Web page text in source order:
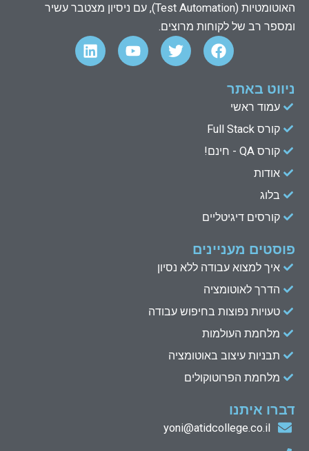
האוטומטיות (Test Automation), עם ניסיון מצטבר עשיר
ומספר רב של לקוחות מרוצים.
F
a
c
o
k
T
w
i
Y
o
u
L
i
n
ניווט באתר
עמוד ראשי
קורס Full Stack
קורס QA - חינם!
אודות
בלוג
קורסים דיגיטליים
פוסטים מעניינים
איך למצוא עבודה ללא נסיון
הדרך לאוטומציה
טעויות נפוצות בחיפוש עבודה
מלחמת העולמות
תבניות עיצוב באוטומציה
מלחמת הפרוטוקולים
דברו איתנו
yoni@atidcollege.co.il